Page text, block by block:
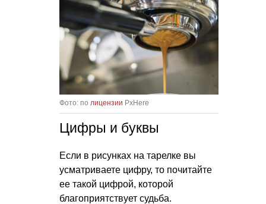
Фото: по лицензии PxHere
Цифры и буквы
Если в рисунках на тарелке вы
усматриваете цифру, то почитайте
ее такой цифрой, которой
благоприятствует судьба.